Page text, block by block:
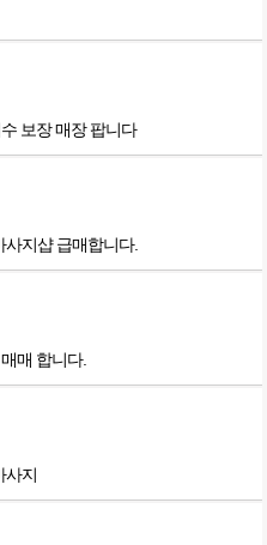
보장 매장 팝니다
지샵 급매합니다.
매 합니다.
사지